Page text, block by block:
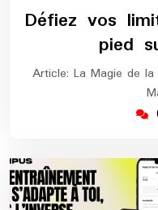
Défiez vos
pied
Article: La Magie de